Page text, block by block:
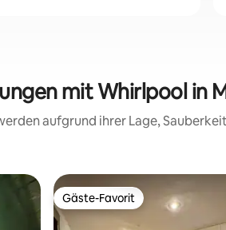
mit Whirlpool in
aufgrund ihrer Lage,
Gäste-Favorit
Gäste-Favorit